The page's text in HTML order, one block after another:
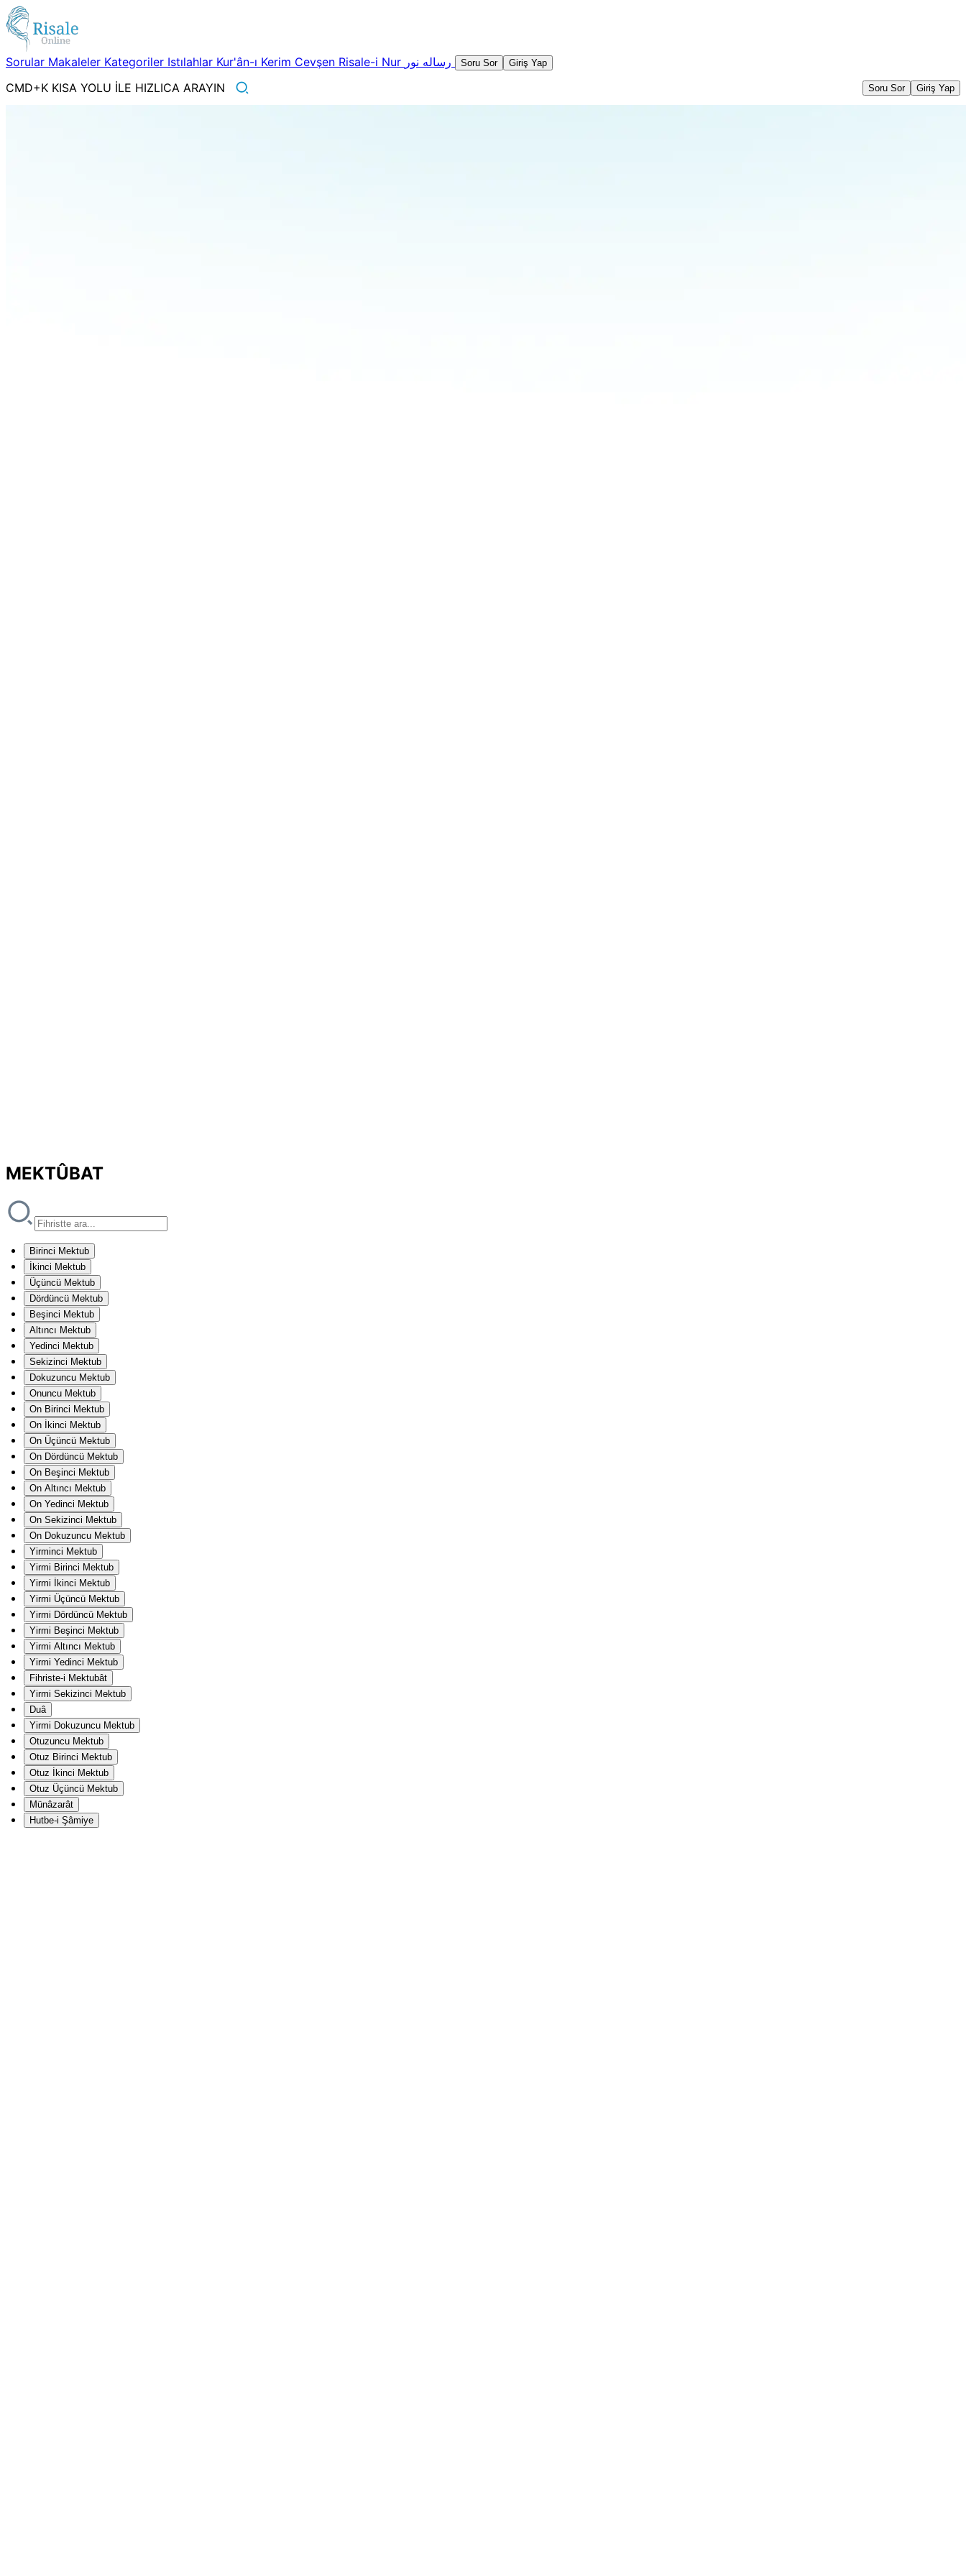
Sorular Makaleler Kategoriler Istılahlar Kur'ân-ı Kerim Cevşen Risale-i Nur Soru Sor Giriş Yap
CMD+K KISA YOLU İLE HIZLICA ARAYIN Soru Sor Giriş Yap
MEKTÛBAT
Birinci Mektub
İkinci Mektub
Üçüncü Mektub
Dördüncü Mektub
Beşinci Mektub
Altıncı Mektub
Yedinci Mektub
Sekizinci Mektub
Dokuzuncu Mektub
Onuncu Mektub
On Birinci Mektub
On İkinci Mektub
On Üçüncü Mektub
On Dördüncü Mektub
On Beşinci Mektub
On Altıncı Mektub
On Yedinci Mektub
On Sekizinci Mektub
On Dokuzuncu Mektub
Yirminci Mektub
Yirmi Birinci Mektub
Yirmi İkinci Mektub
Yirmi Üçüncü Mektub
Yirmi Dördüncü Mektub
Yirmi Beşinci Mektub
Yirmi Altıncı Mektub
Yirmi Yedinci Mektub
Fihriste-i Mektubât
Yirmi Sekizinci Mektub
Duâ
Yirmi Dokuzuncu Mektub
Otuzuncu Mektub
Otuz Birinci Mektub
Otuz İkinci Mektub
Otuz Üçüncü Mektub
Münâzarât
Hutbe-i Şâmiye